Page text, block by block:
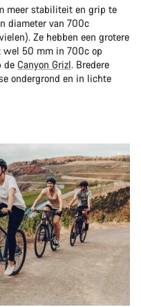
meer stabiliteit en grip te
diameter van 700c
Ze hebben een grotere
wel 50 mm in 700c op
de Canyon Grizl. Bredere
ondergrond en in lichte